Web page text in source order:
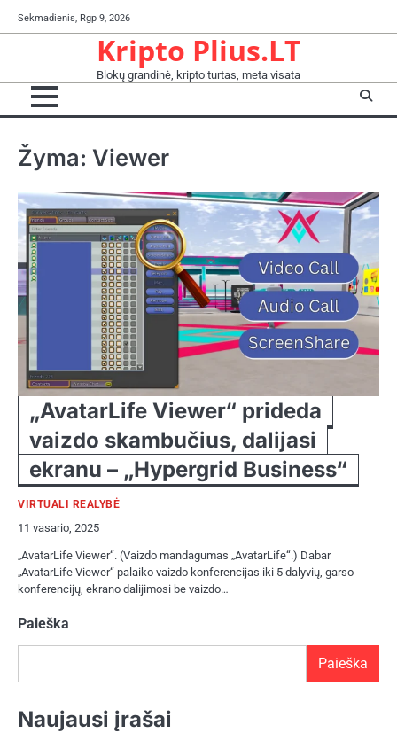
to
Sekmadienis, Rgp 9, 2026
Kripto Plius.LT
Blokų grandinė, kripto turtas, meta visata
Žyma: Viewer
„AvatarLife Viewer“ prideda
vaizdo skambučius, dalijasi
ekranu – „Hypergrid Business“
VIRTUALI REALYBĖ
11 vasario, 2025
„AvatarLife Viewer“. (Vaizdo mandagumas „AvatarLife“.) Dabar
„AvatarLife Viewer“ palaiko vaizdo konferencijas iki 5 dalyvių, garso
konferencijų, ekrano dalijimosi be vaizdo…
Paieška
Paieška
Naujausi įrašai